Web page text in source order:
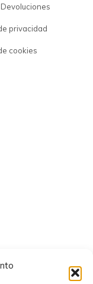
privacidad
cookies